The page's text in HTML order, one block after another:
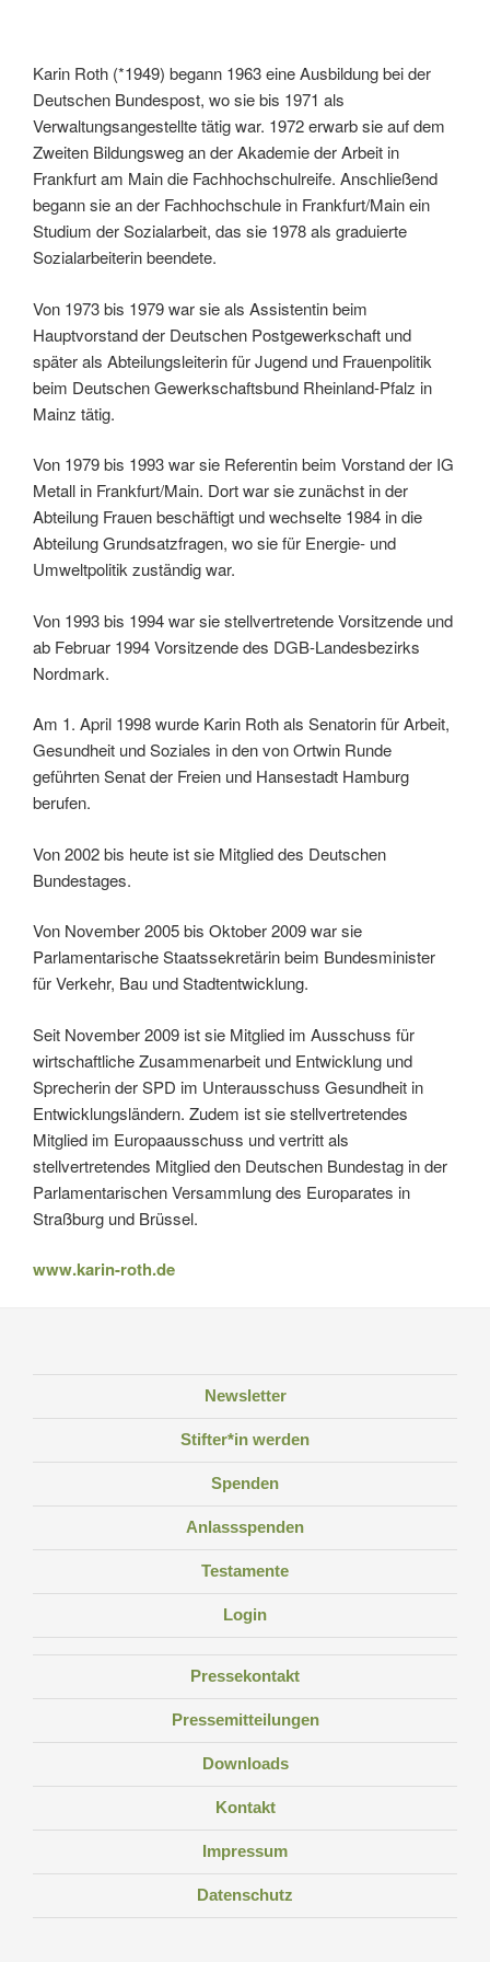
Karin Roth (*1949) begann 1963 eine Ausbildung bei der
Deutschen Bundespost, wo sie bis 1971 als
Verwaltungsangestellte tätig war. 1972 erwarb sie auf dem
Zweiten Bildungsweg an der Akademie der Arbeit in
Frankfurt am Main die Fachhochschulreife. Anschließend
begann sie an der Fachhochschule in Frankfurt/Main ein
Studium der Sozialarbeit, das sie 1978 als graduierte
Sozialarbeiterin beendete.
Von 1973 bis 1979 war sie als Assistentin beim
Hauptvorstand der Deutschen Postgewerkschaft und
später als Abteilungsleiterin für Jugend und Frauenpolitik
beim Deutschen Gewerkschaftsbund Rheinland-Pfalz in
Mainz tätig.
Von 1979 bis 1993 war sie Referentin beim Vorstand der IG
Metall in Frankfurt/Main. Dort war sie zunächst in der
Abteilung Frauen beschäftigt und wechselte 1984 in die
Abteilung Grundsatzfragen, wo sie für Energie- und
Umweltpolitik zuständig war.
Von 1993 bis 1994 war sie stellvertretende Vorsitzende und
ab Februar 1994 Vorsitzende des DGB-Landesbezirks
Nordmark.
Am 1. April 1998 wurde Karin Roth als Senatorin für Arbeit,
Gesundheit und Soziales in den von Ortwin Runde
geführten Senat der Freien und Hansestadt Hamburg
berufen.
Von 2002 bis heute ist sie Mitglied des Deutschen
Bundestages.
Von November 2005 bis Oktober 2009 war sie
Parlamentarische Staatssekretärin beim Bundesminister
für Verkehr, Bau und Stadtentwicklung.
Seit November 2009 ist sie Mitglied im Ausschuss für
wirtschaftliche Zusammenarbeit und Entwicklung und
Sprecherin der SPD im Unterausschuss Gesundheit in
Entwicklungsländern. Zudem ist sie stellvertretendes
Mitglied im Europaausschuss und vertritt als
stellvertretendes Mitglied den Deutschen Bundestag in der
Parlamentarischen Versammlung des Europarates in
Straßburg und Brüssel.
www.karin-roth.de
Newsletter
Stifter*in werden
Spenden
Anlassspenden
Testamente
Login
Pressekontakt
Pressemitteilungen
Downloads
Kontakt
Impressum
Datenschutz